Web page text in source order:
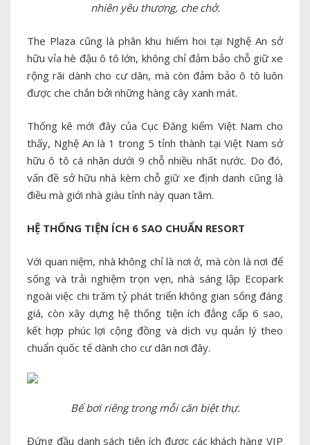
nhiên yêu thương, che chở.
The Plaza cũng là phân khu hiếm hoi tại Nghệ An sở
hữu vỉa hè đậu ô tô lớn, không chỉ đảm bảo chỗ giữ xe
rộng rãi dành cho cư dân, mà còn đảm bảo ô tô luôn
được che chắn bởi những hàng cây xanh mát.
Thống kê mới đây của Cục Đăng kiểm Việt Nam cho
thấy, Nghệ An là 1 trong 5 tỉnh thành tại Việt Nam sở
hữu ô tô cá nhân dưới 9 chỗ nhiều nhất nước. Do đó,
vấn đề sở hữu nhà kèm chỗ giữ xe định danh cũng là
điều mà giới nhà giàu tỉnh này quan tâm.
HỆ THỐNG TIỆN ÍCH 6 SAO CHUẨN RESORT
Với quan niệm, nhà không chỉ là nơi ở, mà còn là nơi để
sống và trải nghiệm trọn vẹn, nhà sáng lập Ecopark
ngoài việc chi trăm tỷ phát triển không gian sống đáng
giá, còn xây dựng hệ thống tiện ích đẳng cấp 6 sao,
kết hợp phúc lợi cộng đồng và dịch vụ quản lý theo
chuẩn quốc tế dành cho cư dân nơi đây.
Bể bơi riêng trong mỗi căn biệt thự.
Đứng đầu danh sách tiện ích được các khách hàng VIP